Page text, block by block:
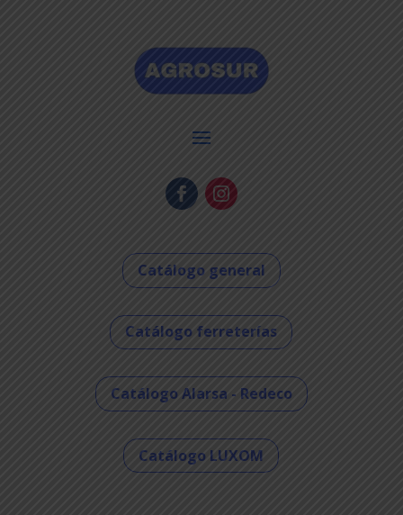
Catálogo general
Catálogo ferreterías
Catálogo Alarsa - Redeco
Catálogo LUXOM